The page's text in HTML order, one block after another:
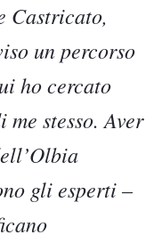
Castricato,
un percorso
ho cercato
stesso. Aver
gli esperti –